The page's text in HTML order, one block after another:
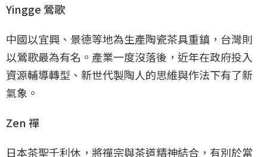
Yingge 鶯歌
中國以宜興、景德等地為生產陶瓷茶具重鎮，台灣則
以鶯歌最為有名。產業一度沒落後，近年在政府投入
資源輔導轉型、新世代製陶人的思維與作法下有了新
氣象。
Zen 禪
日本茶聖千利休，將禪宗與茶道精神結合，有別於當